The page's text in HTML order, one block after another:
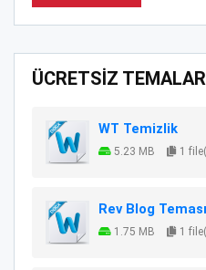
ÜCRETSİZ TEMALAR
WT Temizlik
5.23 MB 1
Rev Blog Teması
1.75 MB 1